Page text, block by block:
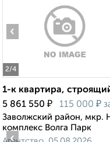
2/4
‹
1-к квартира,
5 861 550 ₽ 115 000 ₽
Заволжский район, мкр.
комплекс Волга Парк
‹